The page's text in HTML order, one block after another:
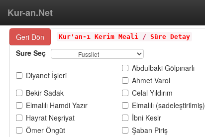
Kur-an.Net
Geri Dön Kur'an-ı Kerim Meali / Sûre Detay
Sure Seç
Diyanet İşleri
Abdulbaki Gölpınarlı
Ahmet Varol
Bekir Sadak
Celal Yıldırım
Elmalılı Hamdi Yazır
Elmalılı (sadeleştirilmiş)
Hayrat Neşriyat
İbni Kesir
Ömer Öngüt
Şaban Piriş